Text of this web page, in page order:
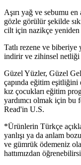
Aşırı yağ ve sebumu
gözle görülür şekilde
cilt için nazikçe yeniden
Tatlı rezene ve biberiye
indirir ve zihinsel netliği
Güzel Yüzler, Güzel
çapında eğitim eşitliğini
kız çocukları eğitim
yardımcı olmak için bu
Read'in U.S.
*Ürünlerin Türkçe
yanlışı ya da anlam
ve gümrük ödemeniz
hattımızdan